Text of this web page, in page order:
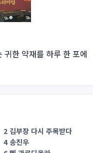
한 약재를 하루 한 포에
2 김부장 다시 주목받다
4 송진우